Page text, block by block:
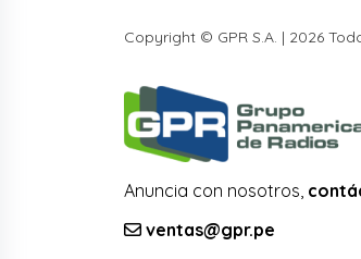
Copyright © GPR S.A. | 2026
Anuncia con nosotros,
ventas@gpr.pe